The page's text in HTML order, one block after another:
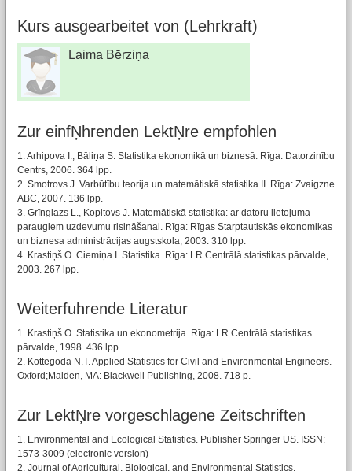
Kurs ausgearbeitet von (Lehrkraft)
Laima Bērziņa
Zur einfŅhrenden LektŅre empfohlen
1. Arhipova I., Bāliņa S. Statistika ekonomikā un biznesā. Rīga: Datorzinību
Centrs, 2006. 364 lpp.
2. Smotrovs J. Varbūtību teorija un matemātiskā statistika II. Rīga: Zvaigzne
ABC, 2007. 136 lpp.
3. Grīnglazs L., Kopitovs J. Matemātiskā statistika: ar datoru lietojuma
paraugiem uzdevumu risināšanai. Rīga: Rīgas Starptautiskās ekonomikas
un biznesa administrācijas augstskola, 2003. 310 lpp.
4. Krastiņš O. Ciemiņa I. Statistika. Rīga: LR Centrālā statistikas pārvalde,
2003. 267 lpp.
Weiterfuhrende Literatur
1. Krastiņš O. Statistika un ekonometrija. Rīga: LR Centrālā statistikas
pārvalde, 1998. 436 lpp.
2. Kottegoda N.T. Applied Statistics for Civil and Environmental Engineers.
Oxford;Malden, MA: Blackwell Publishing, 2008. 718 p.
Zur LektŅre vorgeschlagene Zeitschriften
1. Environmental and Ecological Statistics. Publisher Springer US. ISSN:
1573-3009 (electronic version)
2. Journal of Agricultural, Biological, and Environmental Statistics.